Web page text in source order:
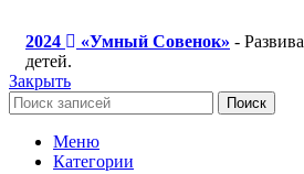
2024 «Умный Совенок» -
детей.
Закрыть
Поиск
Меню
Категории